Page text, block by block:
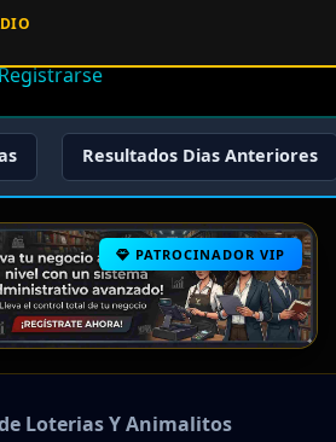
Resultados Dias Anteriores
PATROCINADOR VIP
Loterias Y Animalitos